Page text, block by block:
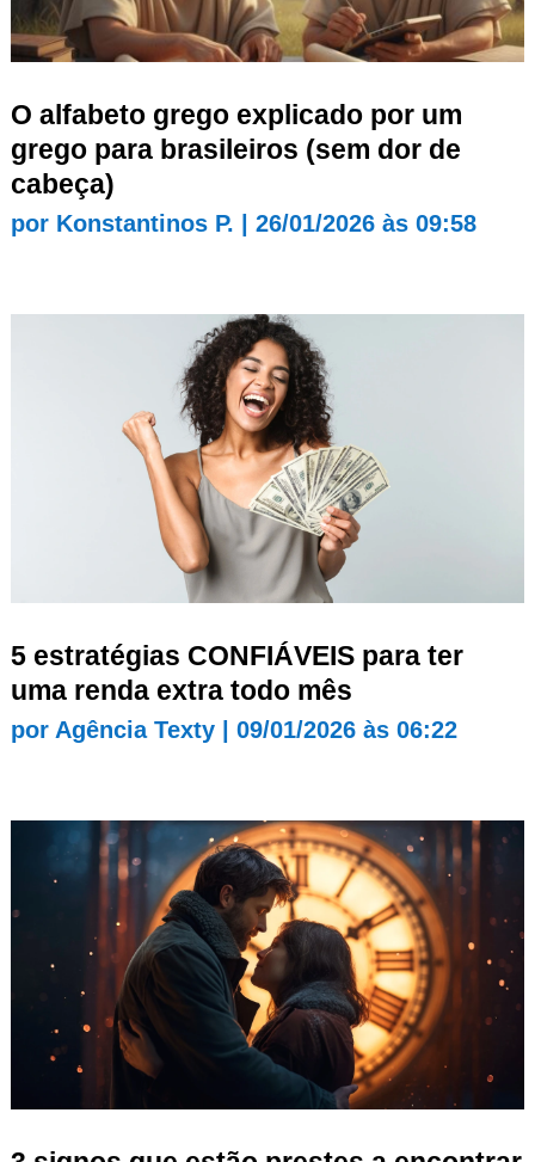
O alfabeto grego explicado por um
grego para brasileiros (sem dor de
cabeça)
por Konstantinos P. 26/01/2026 às 09:58
5 estratégias CONFIÁVEIS para ter
uma renda extra todo mês
por Agência Texty| 09/01/2026 às 06:22